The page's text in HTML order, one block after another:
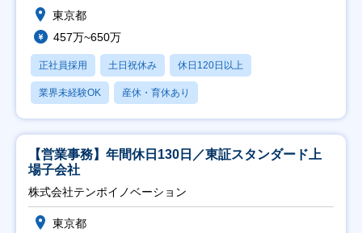
東京都
457万~650万
正社員採用 土日祝休み 休日120日以上
業界未経験OK 産休・育休あり
【営業事務】年間休日130日／東証スタンダード上
場子会社
株式会社テンポイノベーション
東京都